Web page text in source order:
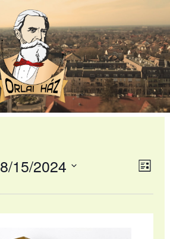
Lista
8/15/2024